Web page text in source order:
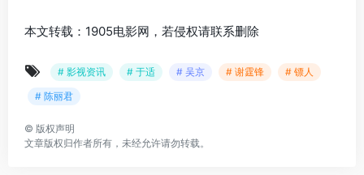
本文转载：1905电影网，若侵权请联系删除
# 影视资讯 # 于适 # 吴京 # 谢霆锋
# 镖人
# 陈丽君
© 版权声明
文章版权归作者所有，未经允许请勿转载。